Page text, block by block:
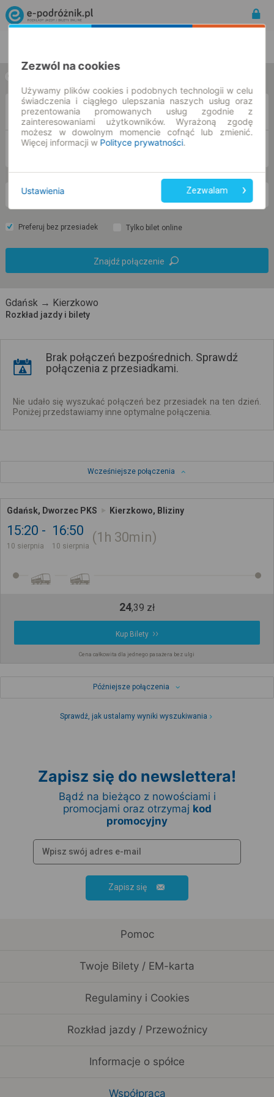
Z
DO
pn. 10 sie.
Preferuj bez przesiadek Tylko bilet online
Znajdź połączenie
Gdańsk → Kierzkowo
Rozkład jazdy i bilety
Brak połączeń bezpośrednich. Sprawdź
połączenia z przesiadkami.
Nie udało się wyszukać połączeń bez przesiadek na ten dzień.
Poniżej przedstawiamy inne optymalne połączenia.
Wcześniejsze połączenia
Gdańsk, Dworzec PKS Kierzkowo, Bliziny
15:20
10 sierpnia
16:50
10 sierpnia
1h 30min
24,39 zł
Kup Bilety
Cena całkowita dla jednego pasażera bez ulgi
Późniejsze połączenia
Sprawdź, jak ustalamy wyniki wyszukiwania
Zapisz się do newslettera!
Bądź na bieżąco z nowościami i
promocjami oraz otrzymaj kod
promocyjny
Zapisz się
Pomoc
Twoje Bilety / EM-karta
Regulaminy i Cookies
Rozkład jazdy / Przewoźnicy
Informacje o spółce
Współpraca
Zezwól na cookies
Używamy plików cookies i podobnych technologii w celu
świadczenia i ciągłego ulepszania naszych usług oraz
prezentowania promowanych usług zgodnie z
zainteresowaniami użytkowników. Wyrażoną zgodę
możesz w dowolnym momencie cofnąć lub zmienić.
Więcej informacji w Polityce prywatności.
Ustawienia Zezwalam